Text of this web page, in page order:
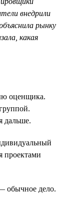
внедрили
рынку
какая
оценщика.
дальше.
проектами
обычное дело.